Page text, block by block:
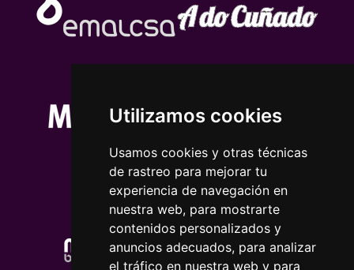
Utilizamos cookies
Usamos cookies y otras técnicas
de rastreo para mejorar tu
experiencia de navegación en
nuestra web, para mostrarte
contenidos personalizados y
anuncios adecuados, para analizar
el tráfico en nuestra web y para